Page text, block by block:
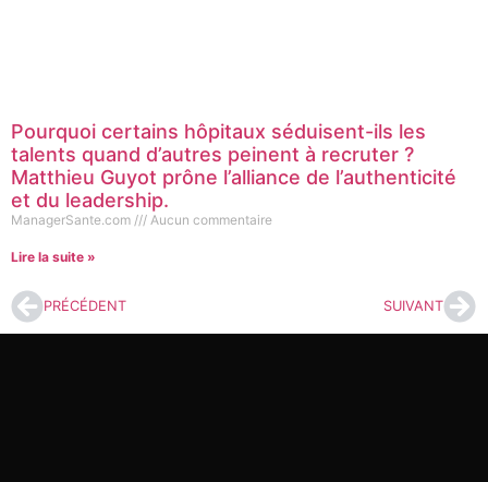
Pourquoi certains hôpitaux séduisent-ils les
talents quand d’autres peinent à recruter ?
Matthieu Guyot prône l’alliance de l’authenticité
et du leadership.
ManagerSante.com Aucun commentaire
Lire la suite »
PRÉCÉDENT SUIVANT